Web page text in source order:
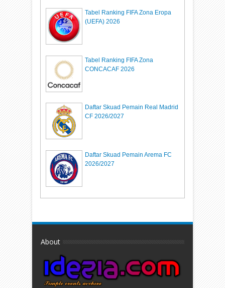
Tabel Ranking FIFA Zona Eropa
(UEFA) 2026
Tabel Ranking FIFA Zona
CONCACAF 2026
Daftar Skuad Pemain Real Madrid
CF 2026/2027
Daftar Skuad Pemain Arema FC
2026/2027
About